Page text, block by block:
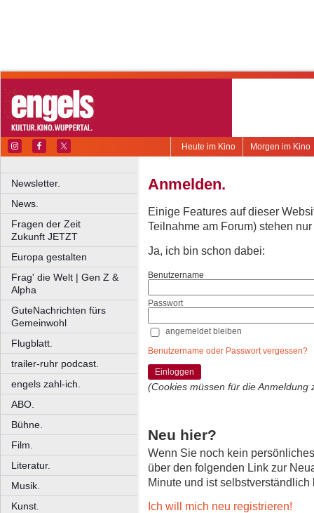
Morgen im Kino
Heute im Kino
Newsletter.
News.
Fragen der Zeit
Zukunft JETZT
Europa gestalten
Frag' die Welt | Gen Z &
Alpha
GuteNachrichten fürs
Gemeinwohl
Flugblatt.
trailer-ruhr podcast.
engels zahl-ich.
ABO.
Bühne.
Film.
Literatur.
Musik.
Kunst.
Anmelden.
Einige Features auf dieser
Teilnahme am Forum) stehen
Ja, ich bin schon dabei:
Benutzername
Passwort
angemeldet bleiben
Benutzername oder Passwort vergessen?
Einloggen
(Cookies müssen für die Anmeldung
Neu hier?
Wenn Sie noch kein
über den folgenden Link zur
Minute und ist selbstverständlich
Ich will mich neu registrieren!